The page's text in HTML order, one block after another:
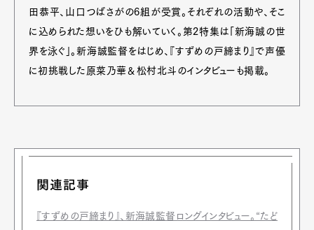
Official Columnist
About
Contact
田恭平、山口つばさがの6組が受賞。それぞれの活動や、そこ
に込められた想いをひも解いていく。第2特集は「新海誠の世
界を泳ぐ」。新海誠監督をはじめ、『すずめの戸締まり』で声優
に初挑戦した原菜乃華＆松村北斗のインタビューも掲載。
関連記事
『すずめの戸締まり』、新海誠監督ロングインタビュー。“たど